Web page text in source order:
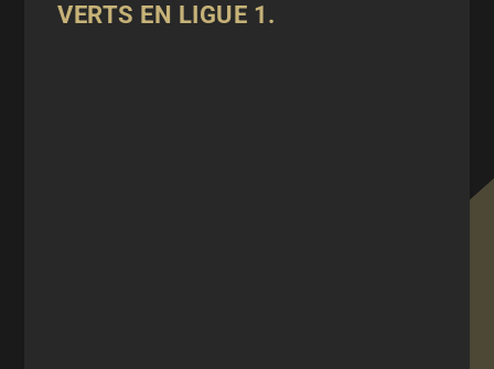
VERTS EN LIGUE 1.